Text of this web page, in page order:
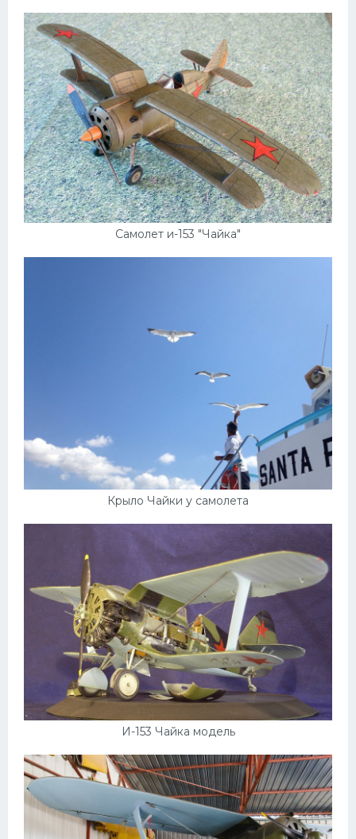
Самолет и-153 "Чайка"
Крыло Чайки у самолета
И-153 Чайка модель